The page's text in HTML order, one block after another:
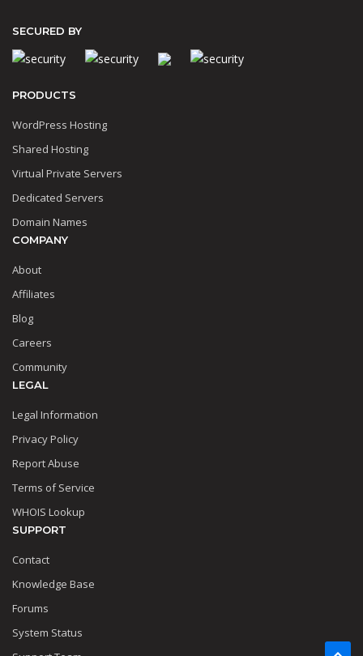
SECURED BY
PRODUCTS
WordPress Hosting
Shared Hosting
Virtual Private Servers
Dedicated Servers
Domain Names
COMPANY
About
Affiliates
Blog
Careers
Community
LEGAL
Legal Information
Privacy Policy
Report Abuse
Terms of Service
WHOIS Lookup
SUPPORT
Contact
Knowledge Base
Forums
System Status